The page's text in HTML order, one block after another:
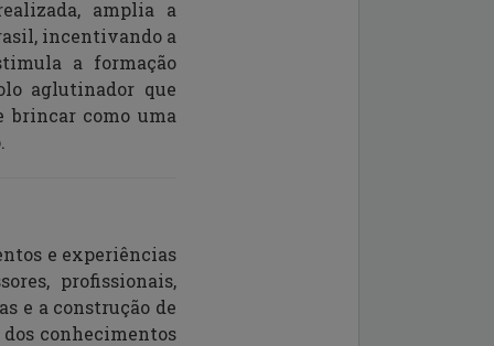
amplia a
incentivando a
a formação
aglutinador que
brincar como uma
e experiências
profissionais,
e a construção de
conhecimentos